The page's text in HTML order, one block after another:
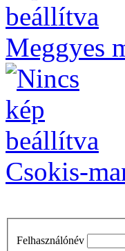
Meggyes
Csokis-
Felhasználónév